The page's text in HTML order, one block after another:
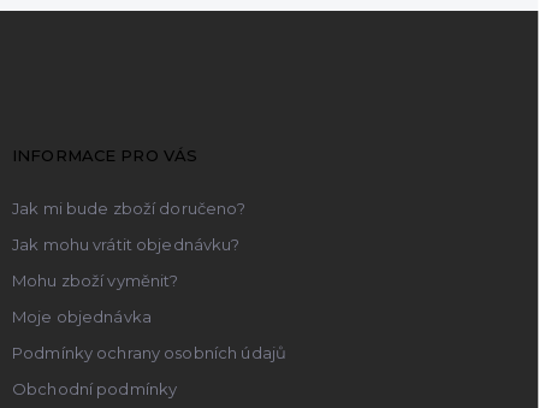
INFORMACE PRO VÁS
Jak mi bude zboží doručeno?
Jak mohu vrátit objednávku?
Mohu zboží vyměnit?
Moje objednávka
Podmínky ochrany osobních údajů
Obchodní podmínky